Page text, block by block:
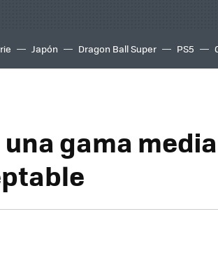
Japón Dragon Ball Super PS5
una gama